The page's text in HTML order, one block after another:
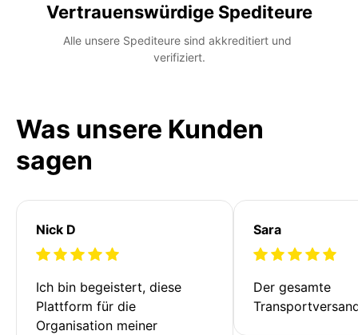
Vertrauenswürdige Spediteure
Alle unsere Spediteure sind akkreditiert und
verifiziert.
Was unsere Kunden
sagen
Nick D
Ich bin begeistert, diese
Plattform für die
Organisation meiner
Sara
Der gesamte